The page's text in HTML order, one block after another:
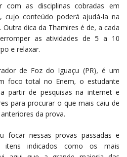
as disciplinas cobradas em
cujo conteúdo poderá ajudá-la na
dica da Thamires é de, a cada
as atividades de 5 a 10
e relaxar.
de Foz do Iguaçu (PR), é um
foco total no Enem, o estudante
partir de pesquisas na internet e
para procurar o que mais caiu de
da prova.
focar nessas provas passadas e
itens indicados como os mais